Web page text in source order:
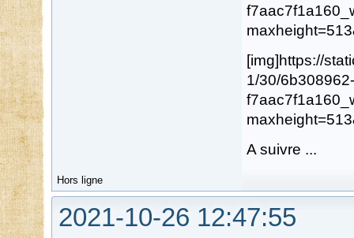
[img]https://
1/30/
A suivre ...
Hors ligne
2021-10-26 12:47:55